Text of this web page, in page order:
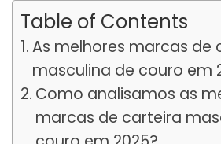
Table of Contents
As melhores marcas de
masculina de couro em
Como analisamos as
marcas de carteira